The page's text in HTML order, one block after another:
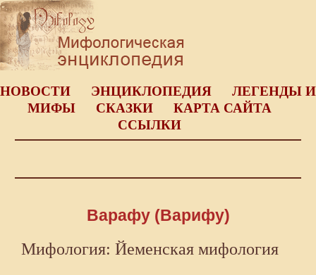
НОВОСТИ ЭНЦИКЛОПЕДИЯ
ЛЕГЕНДЫ И
МИФЫ
СКАЗКИ
КАРТА САЙТА
ССЫЛКИ
Варафу (Варифу)
Мифология: Йеменская мифология